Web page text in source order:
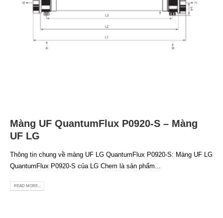
Màng UF QuantumFlux P0920-S – Màng
UF LG
Thông tin chung về màng UF LG QuantumFlux P0920-S: Màng UF LG
QuantumFlux P0920-S của LG Chem là sản phẩm...
READ MORE...